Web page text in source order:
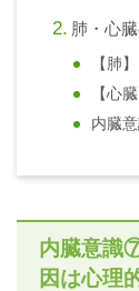
肺・心
【肺】
【心臓
内臓
内臓意識
因は心理